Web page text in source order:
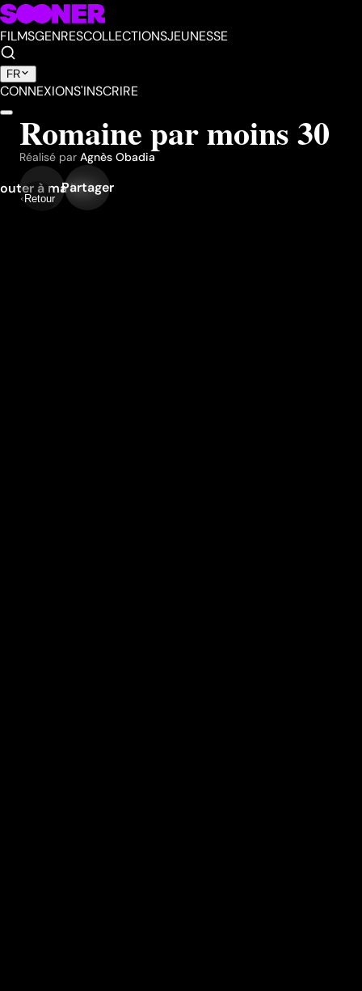
FILMSGENRESCOLLECTIONSJEUNESSE
FR
CONNEXIONS'INSCRIRE
Retour
Romaine par moins 30
Réalisé par Agnès Obadia
à ma liste
Partager